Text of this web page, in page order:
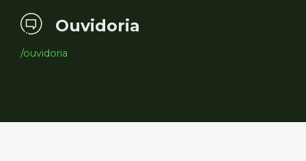
Ouvidoria
/ouvidoria